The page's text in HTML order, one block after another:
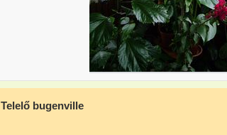
Telelő bugenville